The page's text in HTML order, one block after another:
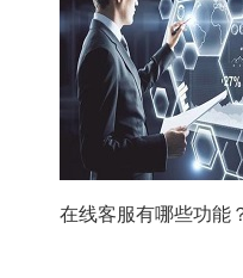
在线客服有哪些功能